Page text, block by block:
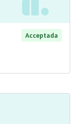
Acceptada